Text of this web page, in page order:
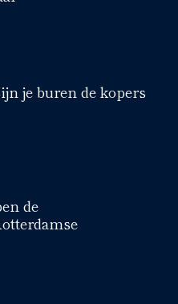
je buren de kopers
de